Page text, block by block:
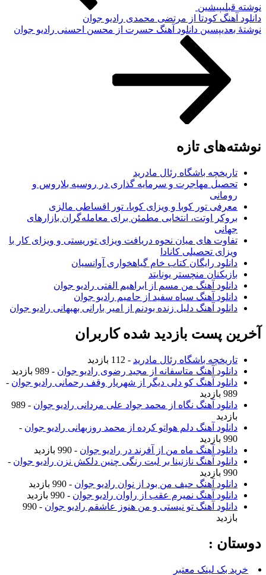
نوشته قبلیپیشین
دانلود آهنگ کودتا از مرتضی محمدی رادیو جوان
نوشته‌ٔ بعدیپسین دانلود آهنگ حسرت از محسن احسنی رادیو جوان
نوشته‌های تازه
تاریخچه باشگاه رئال مادرید
تحصیل مهاجرت و سرمایه گذاری در روسیه بلاروس و
رومانی
معرفی تور کوبا و ویزای کوبا، تور اقساطی مالزی
بروکر اوتت، انتخابی مطمئن برای معامله‌گران بازارهای
جهانی
تفاوت های میان نحوه دریافت ویزای توریستی و ویزای کار با
ویزای تحصیلی کانادا
دانلود رایگان کتاب خام گیاهخواری آوانسیان
بازیکنان منچستر یونایتد
دانلود آهنگ من مسم از ابراهیم الفتی رادیو جوان
دانلود آهنگ سیاه سفید از حامیم رادیو جوان
دانلود آهنگ دلیل زنده بودنم از امیر بارانی بهبهانی رادیو جوان
آخرین پست بازدید شده کاربران
تاریخچه باشگاه رئال مادرید - 112 بازدید
دانلود آهنگ متاسفانه از مجید رضوی رادیو جوان - 989 بازدید
دانلود آهنگ کو دلی دیگر از شهریار وقف رحمانی رادیو جوان -
989 بازدید
دانلود آهنگ نگاه از محمد جواد علی مردانی رادیو جوان
- 989
بازدید
دانلود آهنگ دلم هواتو کرده از محمد روزبهانی رادیو جوان -
990 بازدید
دانلود آهنگ ماه من از آفرند در رادیو جوان - 990 بازدید
دانلود آهنگ نازنینا بر لبت رنگی چنین دلکش نزن رادیو جوان -
990 بازدید
دانلود آهنگ حیف من بود از نوان رادیو جوان - 990 بازدید
دانلود آهنگ نمیرم عقب از راوان رادیو جوان - 990 بازدید
دانلود آهنگ تو نیستی و من هنوز عاشقم رادیو جوان
- 990
بازدید
دوستان :
خرید بک لینک معتبر